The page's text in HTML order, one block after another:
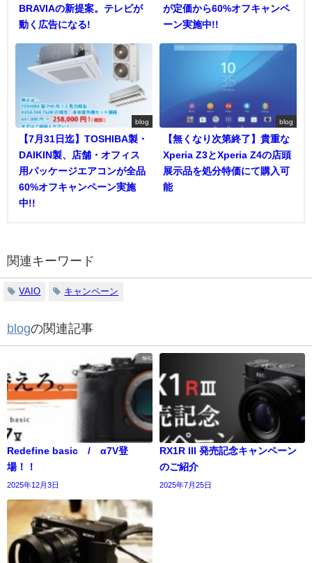
BRAVIAの新提案。テレビが
動く広告になる!
が定価から60%オフキャンペ
ーン実施中!!
blog
【7月31日迄】TOSHIBA製・
DAIKIN製、店舗・オフィス
用パッケージエアコンが全品
60%オフキャンペーン実施
中!!
blog
【無くなり次第終了】貴重な
Xperia Z3とXperia Z4の店頭
展示品を処分特価にて購入可
能
関連キーワード
VAIO キャンペーン
blogの関連記事
Redefine basic / α7V登
場！！
2025年12月3日
RX1R III 発売記念キャンペーン
のご紹介
2025年7月25日